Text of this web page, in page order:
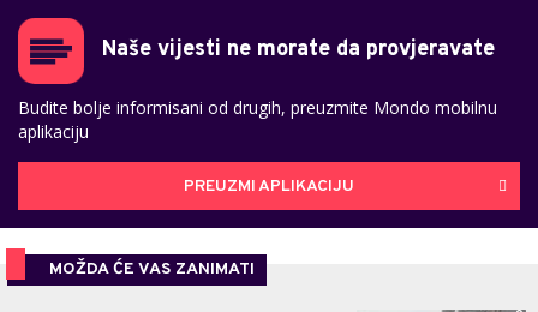
Naše vijesti ne morate da provjeravate
Budite bolje informisani od drugih, preuzmite Mondo mobilnu
aplikaciju
PREUZMI APLIKACIJU
MOŽDA ĆE VAS ZANIMATI